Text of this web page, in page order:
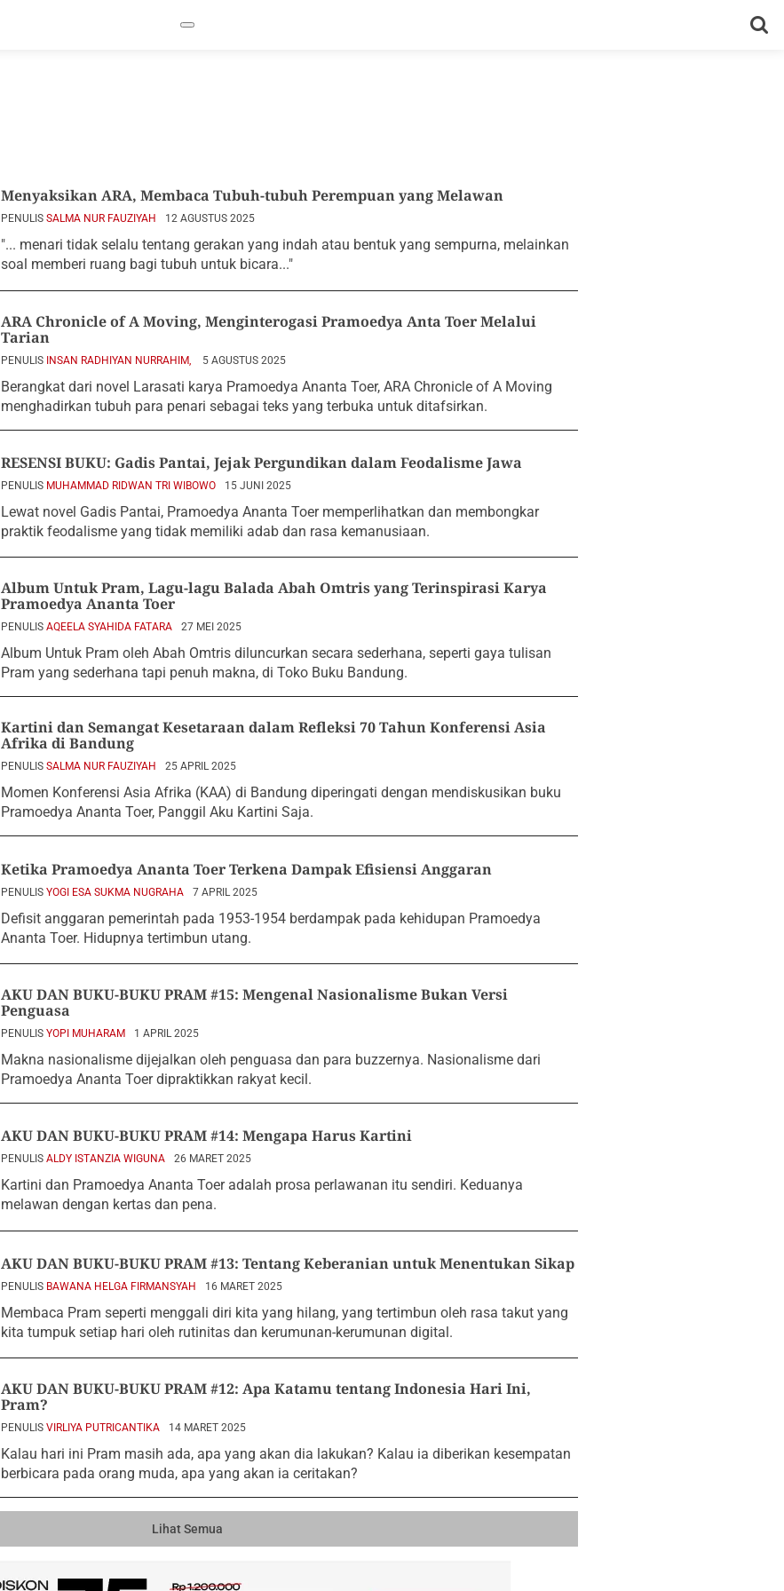
Menyaksikan ARA, Membaca Tubuh-tubuh Perempuan yang Melawan
PENULIS SALMA NUR FAUZIYAH 12 AGUSTUS 2025
"... menari tidak selalu tentang gerakan yang indah atau bentuk yang sempurna, melainkan
soal memberi ruang bagi tubuh untuk bicara..."
ARA Chronicle of A Moving, Menginterogasi Pramoedya Anta Toer Melalui
Tarian
PENULIS INSAN RADHIYAN NURRAHIM, 5 AGUSTUS 2025
Berangkat dari novel Larasati karya Pramoedya Ananta Toer, ARA Chronicle of A Moving
menghadirkan tubuh para penari sebagai teks yang terbuka untuk ditafsirkan.
RESENSI BUKU: Gadis Pantai, Jejak Pergundikan dalam Feodalisme Jawa
PENULIS MUHAMMAD RIDWAN TRI WIBOWO 15 JUNI 2025
Lewat novel Gadis Pantai, Pramoedya Ananta Toer memperlihatkan dan membongkar
praktik feodalisme yang tidak memiliki adab dan rasa kemanusiaan.
Album Untuk Pram, Lagu-lagu Balada Abah Omtris yang Terinspirasi Karya
Pramoedya Ananta Toer
PENULIS AQEELA SYAHIDA FATARA 27 MEI 2025
Album Untuk Pram oleh Abah Omtris diluncurkan secara sederhana, seperti gaya tulisan
Pram yang sederhana tapi penuh makna, di Toko Buku Bandung.
Kartini dan Semangat Kesetaraan dalam Refleksi 70 Tahun Konferensi Asia
Afrika di Bandung
PENULIS SALMA NUR FAUZIYAH 25 APRIL 2025
Momen Konferensi Asia Afrika (KAA) di Bandung diperingati dengan mendiskusikan buku
Pramoedya Ananta Toer, Panggil Aku Kartini Saja.
Ketika Pramoedya Ananta Toer Terkena Dampak Efisiensi Anggaran
PENULIS YOGI ESA SUKMA NUGRAHA 7 APRIL 2025
Defisit anggaran pemerintah pada 1953-1954 berdampak pada kehidupan Pramoedya
Ananta Toer. Hidupnya tertimbun utang.
AKU DAN BUKU-BUKU PRAM #15: Mengenal Nasionalisme Bukan Versi
Penguasa
PENULIS YOPI MUHARAM 1 APRIL 2025
Makna nasionalisme dijejalkan oleh penguasa dan para buzzernya. Nasionalisme dari
Pramoedya Ananta Toer dipraktikkan rakyat kecil.
AKU DAN BUKU-BUKU PRAM #14: Mengapa Harus Kartini
PENULIS ALDY ISTANZIA WIGUNA 26 MARET 2025
Kartini dan Pramoedya Ananta Toer adalah prosa perlawanan itu sendiri. Keduanya
melawan dengan kertas dan pena.
AKU DAN BUKU-BUKU PRAM #13: Tentang Keberanian untuk Menentukan Sikap
PENULIS BAWANA HELGA FIRMANSYAH 16 MARET 2025
Membaca Pram seperti menggali diri kita yang hilang, yang tertimbun oleh rasa takut yang
kita tumpuk setiap hari oleh rutinitas dan kerumunan-kerumunan digital.
AKU DAN BUKU-BUKU PRAM #12: Apa Katamu tentang Indonesia Hari Ini,
Pram?
PENULIS VIRLIYA PUTRICANTIKA 14 MARET 2025
Kalau hari ini Pram masih ada, apa yang akan dia lakukan? Kalau ia diberikan kesempatan
berbicara pada orang muda, apa yang akan ia ceritakan?
Lihat Semua